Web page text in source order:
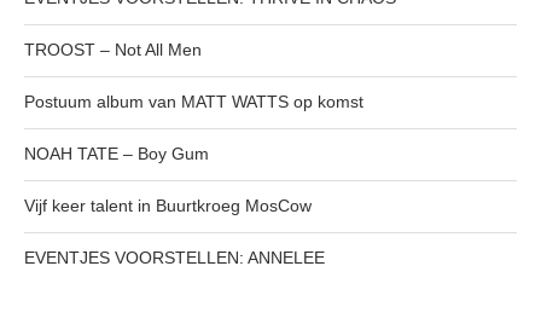
TROOST – Not All Men
Postuum album van MATT WATTS op komst
NOAH TATE – Boy Gum
Vijf keer talent in Buurtkroeg MosCow
EVENTJES VOORSTELLEN: ANNELEE